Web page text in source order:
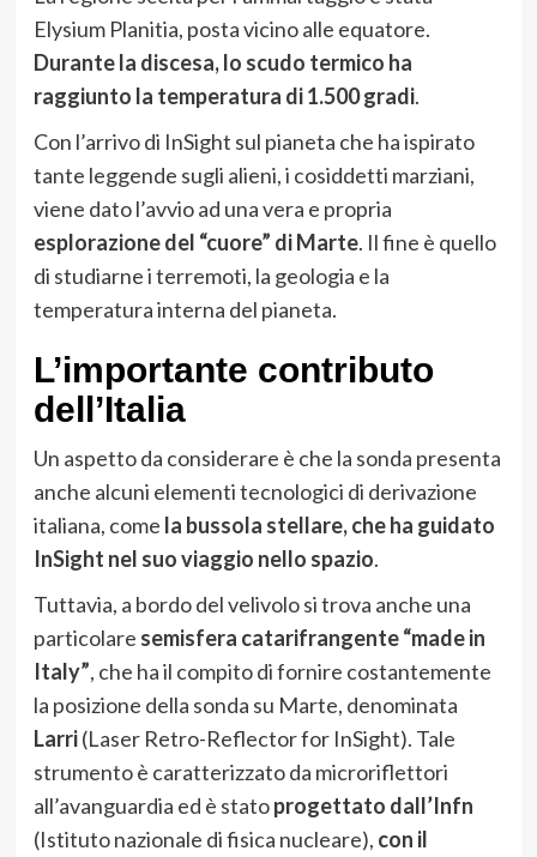
Elysium Planitia, posta vicino alle equatore.
Durante la discesa, lo scudo termico ha
raggiunto la temperatura di 1.500 gradi.
Con l’arrivo di InSight sul pianeta che ha ispirato
tante leggende sugli alieni, i cosiddetti marziani,
viene dato l’avvio ad una vera e propria
esplorazione del “cuore” di Marte. Il fine è quello
di studiarne i terremoti, la geologia e la
temperatura interna del pianeta.
L’importante contributo
dell’Italia
Un aspetto da considerare è che la sonda presenta
anche alcuni elementi tecnologici di derivazione
italiana, come la bussola stellare, che ha guidato
InSight nel suo viaggio nello spazio.
Tuttavia, a bordo del velivolo si trova anche una
particolare semisfera catarifrangente “made in
Italy”, che ha il compito di fornire costantemente
la posizione della sonda su Marte, denominata
Larri(Laser Retro-Reflector for InSight). Tale
strumento è caratterizzato da microriflettori
all’avanguardia ed è statoprogettato dall’Infn
(Istituto nazionale di fisica nucleare), con il